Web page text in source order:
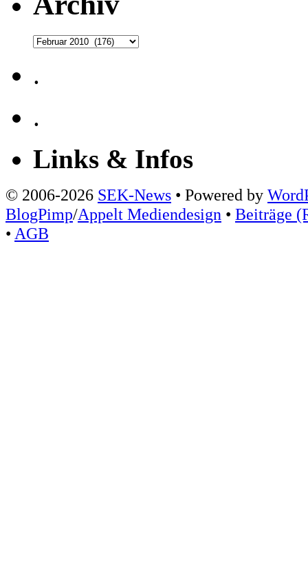
Archiv
.
.
Links & Infos
© 2006-2026 SEK-News • Powered by
BlogPimp/Appelt Mediendesign • Beiträge
• AGB